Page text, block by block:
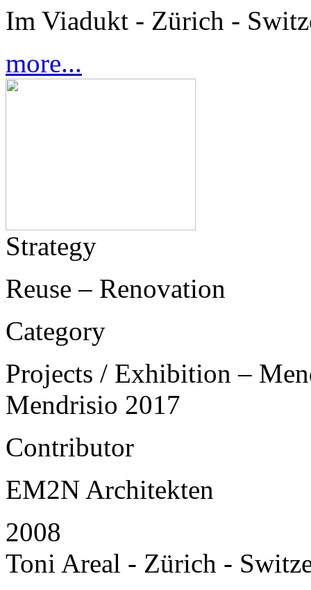
Im Viadukt - Zürich -
more...
Strategy
Reuse – Renovation
Category
Projects / Exhibition –
Mendrisio 2017
Contributor
EM2N Architekten
2008
Toni Areal - Zürich -